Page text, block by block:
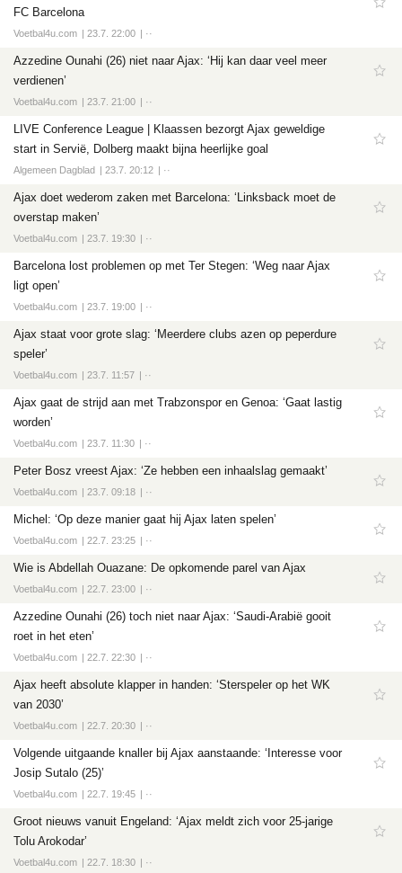
FC Barcelona
Voetbal4u.com 23.7. 22:00 ··
Azzedine Ounahi (26) niet naar Ajax: ‘Hij kan daar veel meer
verdienen’
Voetbal4u.com 23.7. 21:00 ··
LIVE Conference League | Klaassen bezorgt Ajax geweldige
start in Servië, Dolberg maakt bijna heerlijke goal
Algemeen Dagblad 23.7. 20:12 ··
Ajax doet wederom zaken met Barcelona: ‘Linksback moet de
overstap maken’
Voetbal4u.com 23.7. 19:30 ··
Barcelona lost problemen op met Ter Stegen: ‘Weg naar Ajax
ligt open’
Voetbal4u.com 23.7. 19:00 ··
Ajax staat voor grote slag: ‘Meerdere clubs azen op peperdure
speler’
Voetbal4u.com 23.7. 11:57 ··
Ajax gaat de strijd aan met Trabzonspor en Genoa: ‘Gaat lastig
worden’
Voetbal4u.com 23.7. 11:30 ··
Peter Bosz vreest Ajax: ‘Ze hebben een inhaalslag gemaakt’
Voetbal4u.com 23.7. 09:18 ··
Michel: ‘Op deze manier gaat hij Ajax laten spelen’
Voetbal4u.com 22.7. 23:25 ··
Wie is Abdellah Ouazane: De opkomende parel van Ajax
Voetbal4u.com 22.7. 23:00 ··
Azzedine Ounahi (26) toch niet naar Ajax: ‘Saudi-Arabië gooit
roet in het eten’
Voetbal4u.com 22.7. 22:30 ··
Ajax heeft absolute klapper in handen: ‘Sterspeler op het WK
van 2030’
Voetbal4u.com 22.7. 20:30 ··
Volgende uitgaande knaller bij Ajax aanstaande: ‘Interesse voor
Josip Sutalo (25)’
Voetbal4u.com 22.7. 19:45 ··
Groot nieuws vanuit Engeland: ‘Ajax meldt zich voor 25-jarige
Tolu Arokodar’
Voetbal4u.com 22.7. 18:30 ··